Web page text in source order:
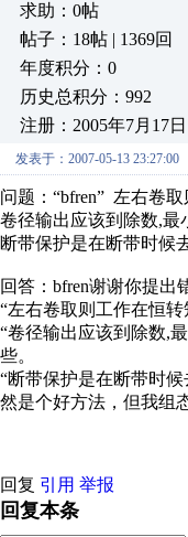
求助：0帖
帖子：18帖 | 1369回
年度积分：0
历史总积分：992
注册：2005年7月17日
发表于：2007-05-13 23:27:00
问题：“bfren” 左右卷
卷径输出应该到除数,最
断带保护是在断带时候
回答：bfren谢谢你提出
“左右卷取则工作在恒
“卷径输出应该到除数,
些。
“断带保护是在断带时
然是个好方法，但我组
回复 引用 举报
回复本条